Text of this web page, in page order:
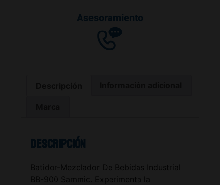
Asesoramiento
Descripción
Batidor-Mezclador De Bebidas Industrial
BB-900 Sammic. Experimenta la